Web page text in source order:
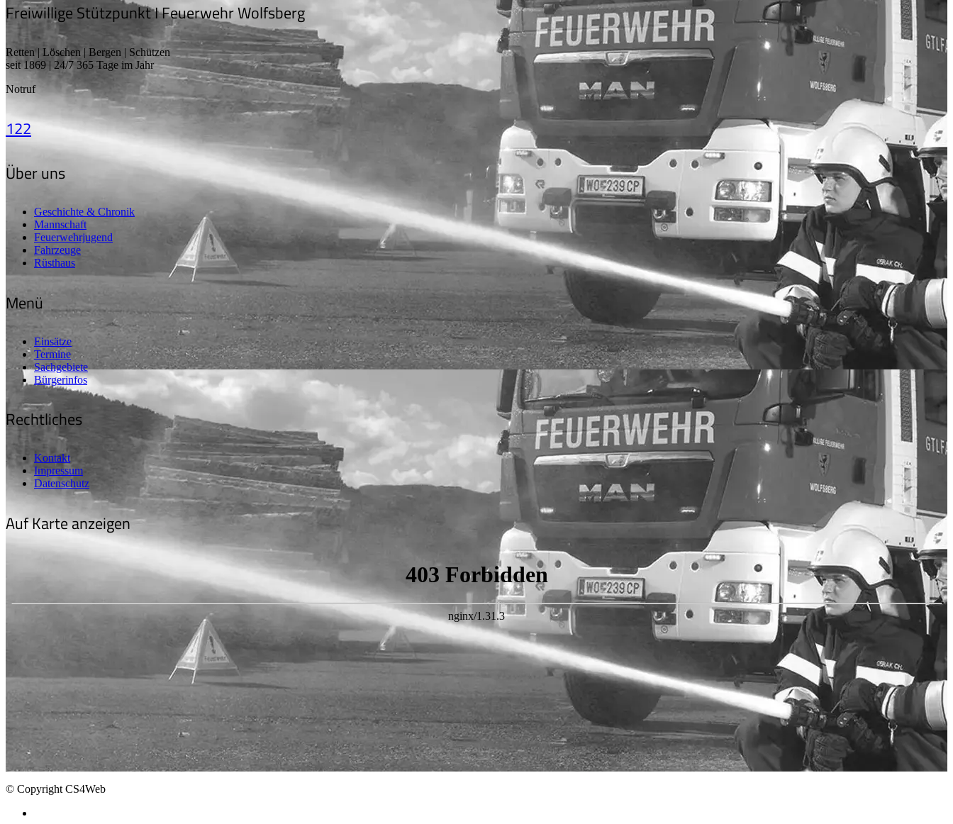
Freiwillige Stützpunkt I Feuerwehr Wolfsberg
Retten | Löschen | Bergen | Schützen
seit 1869 | 24/7 365 Tage im Jahr
Notruf
122
Über uns
Geschichte & Chronik
Mannschaft
Feuerwehrjugend
Fahrzeuge
Rüsthaus
Menü
Einsätze
Termine
Sachgebiete
Bürgerinfos
Rechtliches
Kontakt
Impressum
Datenschutz
Auf Karte anzeigen
© Copyright CS4Web